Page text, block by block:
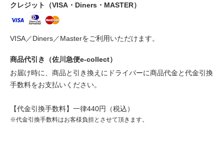
クレジット（VISA・Diners・MASTER）
VISA／Diners／Masterをご利用いただけます。
商品代引き（佐川急便e-collect）
お届け時に、商品と引き換えにドライバーに商品代金と代金引換
手数料をお支払いください。
【代金引換手数料】一律440円（税込）
※代金引換手数料はお客様負担とさせて頂きます。